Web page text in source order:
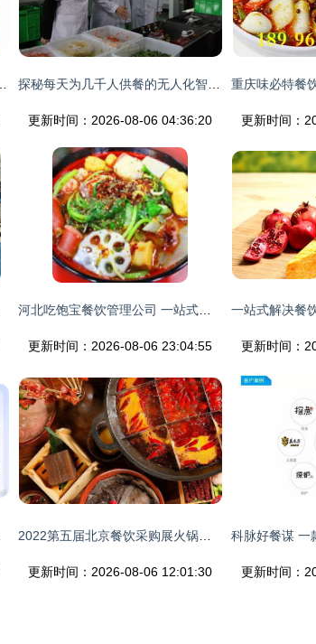
更新时间：2026-08-06 04:36:20 更新时间：
更新时间：2026-08-06 23:04:55 更新时间：
更新时间：2026-08-06 12:01:30 更新时间：